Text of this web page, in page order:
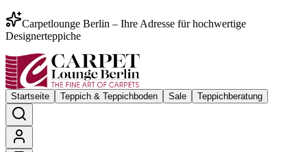
Carpetlounge Berlin – Ihre Adresse für hochwertige
Designerteppiche
Startseite Teppich & Teppichboden Sale Teppichberatung